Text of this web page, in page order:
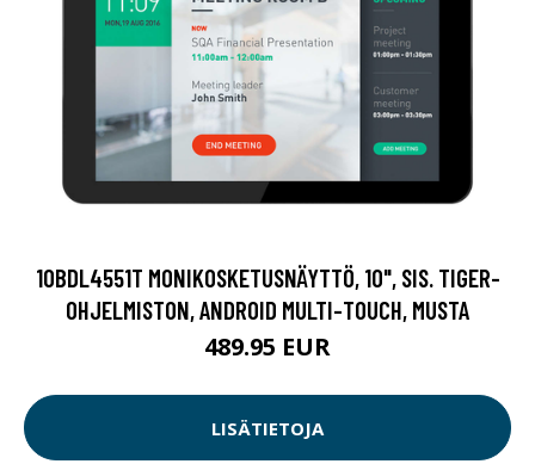
10BDL4551T MONIKOSKETUSNÄYTTÖ, 10", SIS. TIGER-
OHJELMISTON, ANDROID MULTI-TOUCH, MUSTA
489.95 EUR
LISÄTIETOJA